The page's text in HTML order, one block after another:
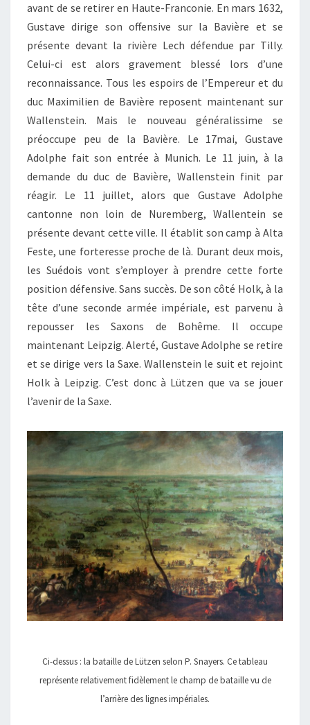
avant de se retirer en Haute-Franconie. En mars 1632,
Gustave dirige son offensive sur la Bavière et se
présente devant la rivière Lech défendue par Tilly.
Celui-ci est alors gravement blessé lors d’une
reconnaissance. Tous les espoirs de l’Empereur et du
duc Maximilien de Bavière reposent maintenant sur
Wallenstein. Mais le nouveau généralissime se
préoccupe peu de la Bavière. Le 17mai, Gustave
Adolphe fait son entrée à Munich. Le 11 juin, à la
demande du duc de Bavière, Wallenstein finit par
réagir. Le 11 juillet, alors que Gustave Adolphe
cantonne non loin de Nuremberg, Wallentein se
présente devant cette ville. Il établit son camp à Alta
Feste, une forteresse proche de là. Durant deux mois,
les Suédois vont s’employer à prendre cette forte
position défensive. Sans succès. De son côté Holk, à la
tête d’une seconde armée impériale, est parvenu à
repousser les Saxons de Bohême. Il occupe
maintenant Leipzig. Alerté, Gustave Adolphe se retire
et se dirige vers la Saxe. Wallenstein le suit et rejoint
Holk à Leipzig. C’est donc à Lützen que va se jouer
l’avenir de la Saxe.
Ci-dessus : la bataille de Lützen selon P. Snayers. Ce tableau
représente relativement fidèlement le champ de bataille vu de
l’arrière des lignes impériales.